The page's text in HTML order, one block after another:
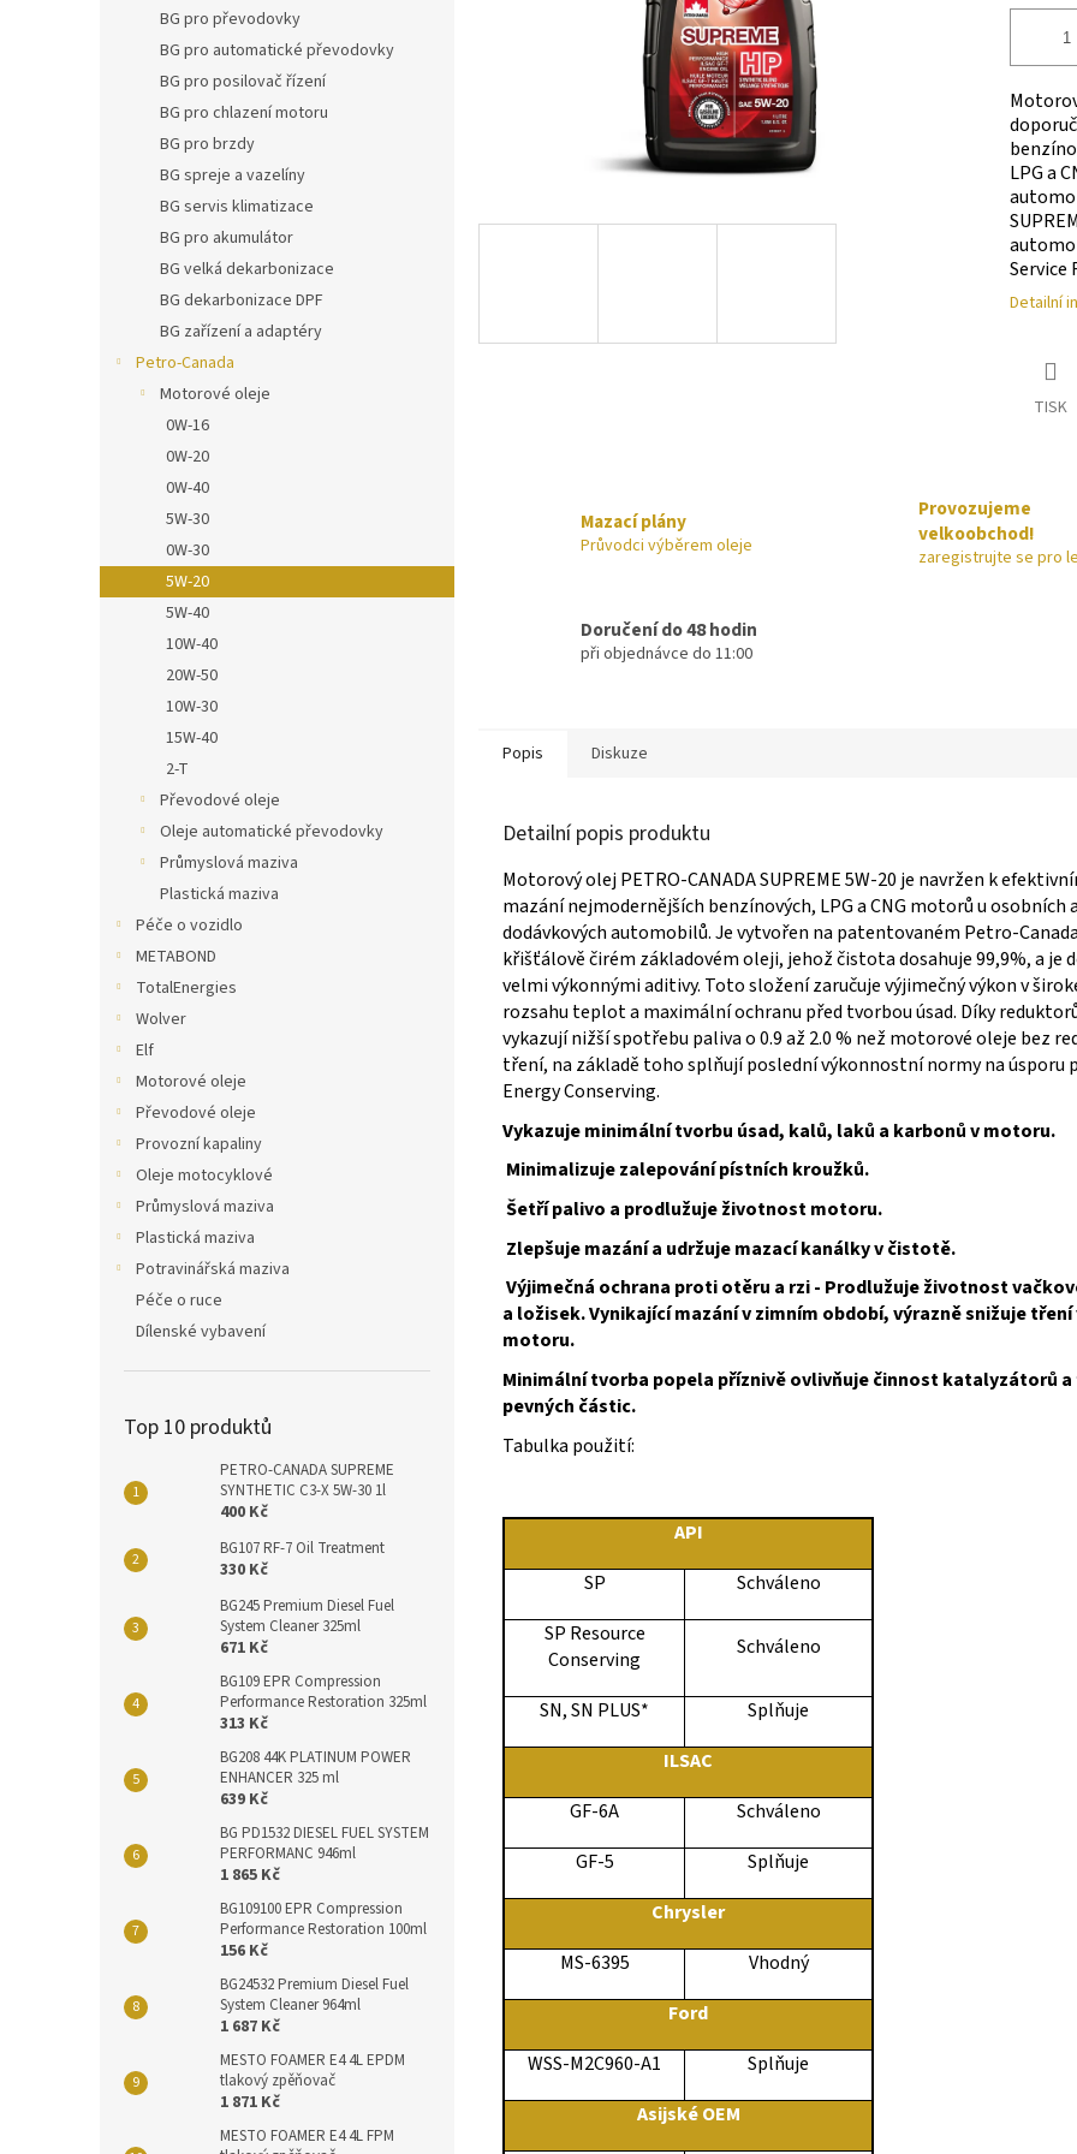
BG pro převodovky
BG pro automatické převodovky
BG pro posilovač řízení
BG pro chlazení motoru
BG pro brzdy
BG spreje a vazelíny
BG servis klimatizace
BG pro akumulátor
BG velká dekarbonizace
BG dekarbonizace DPF
BG zařízení a adaptéry
Petro-Canada
Motorové oleje
0W-16
0W-20
0W-40
5W-30
0W-30
5W-20
5W-40
10W-40
20W-50
10W-30
15W-40
2-T
Převodové oleje
Oleje automatické převodovky
Průmyslová maziva
Plastická maziva
Péče o vozidlo
METABOND
TotalEnergies
Wolver
Elf
Motorové oleje
Převodové oleje
Provozní kapaliny
Oleje motocyklové
Průmyslová maziva
Plastická maziva
Potravinářská maziva
Péče o ruce
Dílenské vybavení
Top 10 produktů
PETRO-CANADA SUPREME
SYNTHETIC C3-X 5W-30 1l
400 Kč
BG107 RF-7 Oil Treatment
330 Kč
BG245 Premium Diesel Fuel
System Cleaner 325ml
671 Kč
BG109 EPR Compression
Performance Restoration 325ml
313 Kč
BG208 44K PLATINUM POWER
ENHANCER 325 ml
639 Kč
BG PD1532 DIESEL FUEL SYSTEM
PERFORMANC 946ml
1 865 Kč
BG109100 EPR Compression
Performance Restoration 100ml
156 Kč
BG24532 Premium Diesel Fuel
System Cleaner 964ml
1 687 Kč
MESTO FOAMER E4 4L EPDM
tlakový zpěňovač
1 871 Kč
MESTO FOAMER E4 4L FPM
LPG a
Service
Detailní
TISK
Mazací plány
Průvodci výběrem oleje
Provozujeme
velkoobchod!
zaregistrujte se pro
Doručení do 48 hodin
při objednávce do 11:00
Popis Diskuze
Detailní popis produktu
Motorový olej PETRO-CANADA SUPREME 5W-20 je navržen k
mazání nejmodernějších benzínových, LPG a CNG motorů u osobních
dodávkových automobilů. Je vytvořen na patentovaném Petro-
křišťálově čirém základovém oleji, jehož čistota dosahuje 99,9%, a je
velmi výkonnými aditivy. Toto složení zaručuje výjimečný výkon v
rozsahu teplot a maximální ochranu před tvorbou úsad. Díky
vykazují nižší spotřebu paliva o 0.9 až 2.0 % než motorové oleje bez
tření, na základě toho splňují poslední výkonnostní normy na úsporu
Energy Conserving.
Vykazuje minimální tvorbu úsad, kalů, laků a karbonů v motoru.
Minimalizuje zalepování pístních kroužků.
Šetří palivo a prodlužuje životnost motoru.
Zlepšuje mazání a udržuje mazací kanálky v čistotě.
Výjimečná ochrana proti otěru a rzi - Prodlužuje životnost
a ložisek. Vynikající mazání v zimním období, výrazně snižuje tření
motoru.
Minimální tvorba popela příznivě ovlivňuje činnost katalyzátorů
pevných částic.
Tabulka použití:
API
SP
Schváleno
SP Resource
Conserving
Schváleno
SN, SN PLUS*
Splňuje
ILSAC
GF-6A
Schváleno
GF-5
Splňuje
Chrysler
MS-6395
Vhodný
Ford
WSS-M2C960-A1
Splňuje
Asijské OEM